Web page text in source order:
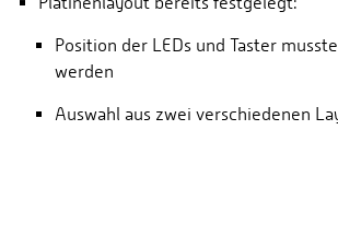
Position der LEDs und Taster
werden
Auswahl aus zwei verschiedenen